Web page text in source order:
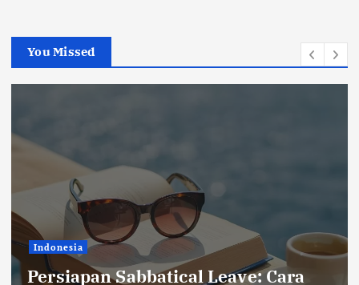
You Missed
Indonesia
Persiapan Sabbatical Leave: Cara